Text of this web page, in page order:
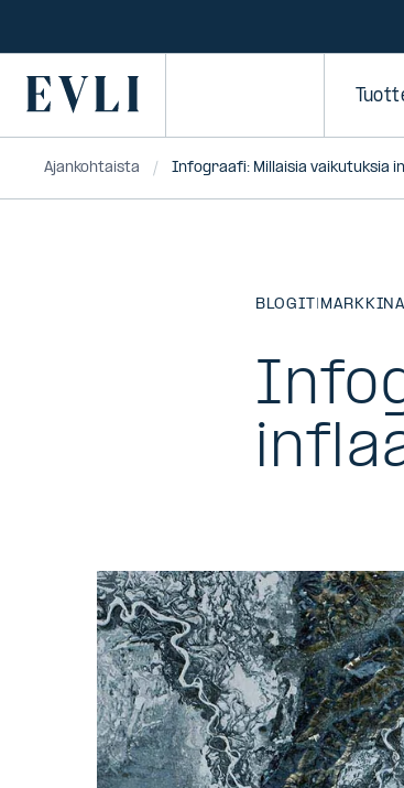
Primary
Ajankohtaista Infograafi: Millaisia vaikutuksia
BLOGIT | MARKKINA